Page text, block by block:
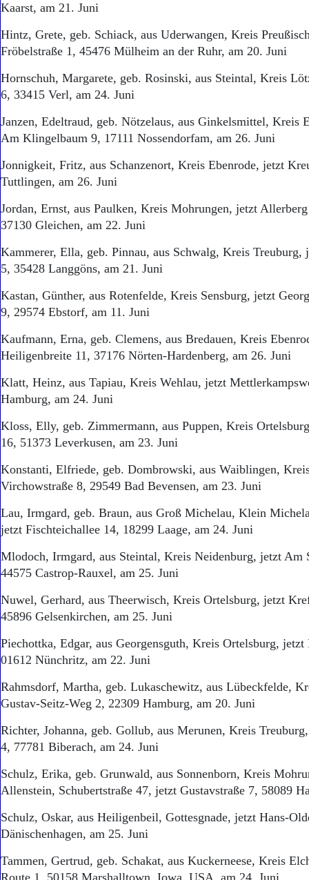
Kaarst, am 21. Juni
Hintz, Grete, geb. Schiack, aus Uderwangen, Kreis
Fröbelstraße 1, 45476 Mülheim an der Ruhr, am 20. Juni
Hornschuh, Margarete, geb. Rosinski, aus Steintal, Kreis
6, 33415 Verl, am 24. Juni
Janzen, Edeltraud, geb. Nötzelaus, aus Ginkelsmittel, Kreis
Am Klingelbaum 9, 17111 Nossendorfam, am 26. Juni
Jonnigkeit, Fritz, aus Schanzenort, Kreis Ebenrode, jetzt
Tuttlingen, am 26. Juni
Jordan, Ernst, aus Paulken, Kreis Mohrungen, jetzt
37130 Gleichen, am 22. Juni
Kammerer, Ella, geb. Pinnau, aus Schwalg, Kreis Treuburg,
5, 35428 Langgöns, am 21. Juni
Kastan, Günther, aus Rotenfelde, Kreis Sensburg, jetzt
9, 29574 Ebstorf, am 11. Juni
Kaufmann, Erna, geb. Clemens, aus Bredauen, Kreis
Heiligenbreite 11, 37176 Nörten-Hardenberg, am 26. Juni
Klatt, Heinz, aus Tapiau, Kreis Wehlau, jetzt
Hamburg, am 24. Juni
Kloss, Elly, geb. Zimmermann, aus Puppen, Kreis
16, 51373 Leverkusen, am 23. Juni
Konstanti, Elfriede, geb. Dombrowski, aus Waiblingen,
Virchowstraße 8, 29549 Bad Bevensen, am 23. Juni
Lau, Irmgard, geb. Braun, aus Groß Michelau, Klein
jetzt Fischteichallee 14, 18299 Laage, am 24. Juni
Mlodoch, Irmgard, aus Steintal, Kreis Neidenburg, jetzt Am
44575 Castrop-Rauxel, am 25. Juni
Nuwel, Gerhard, aus Theerwisch, Kreis Ortelsburg, jetzt
45896 Gelsenkirchen, am 25. Juni
Piechottka, Edgar, aus Georgensguth, Kreis Ortelsburg,
01612 Nünchritz, am 22. Juni
Rahmsdorf, Martha, geb. Lukaschewitz, aus Lübeckfelde,
Gustav-Seitz-Weg 2, 22309 Hamburg, am 20. Juni
Richter, Johanna, geb. Gollub, aus Merunen, Kreis
4, 77781 Biberach, am 24. Juni
Schulz, Erika, geb. Grunwald, aus Sonnenborn, Kreis
Allenstein, Schubertstraße 47, jetzt Gustavstraße 7, 58089
Schulz, Oskar, aus Heiligenbeil, Gottesgnade, jetzt Hans-
Dänischenhagen, am 25. Juni
Tammen, Gertrud, geb. Schakat, aus Kuckerneese, Kreis
Route 1, 50158 Marshalltown, Iowa, USA, am 24. Juni